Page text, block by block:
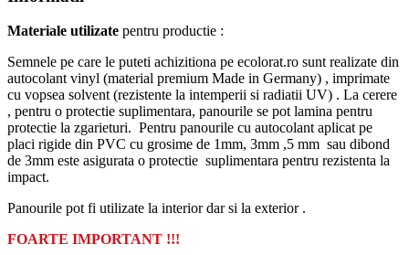
Materiale utilizate pentru productie :
Semnele pe care le puteti achizitiona pe ecolorat.ro sunt realizate din
autocolant vinyl (material premium Made in Germany) , imprimate
cu vopsea solvent (rezistente la intemperii si radiatii UV) . La cerere
, pentru o protectie suplimentara, panourile se pot lamina pentru
protectie la zgarieturi. Pentru panourile cu autocolant aplicat pe
placi rigide din PVC cu grosime de 1mm, 3mm ,5 mm sau dibond
de 3mm este asigurata o protectie suplimentara pentru rezistenta la
impact.
Panourile pot fi utilizate la interior dar si la exterior .
FOARTE IMPORTANT !!!